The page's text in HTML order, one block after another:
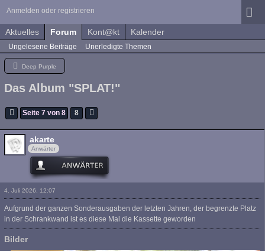
Anmelden oder registrieren
Aktuelles Forum Kont@kt Kalender
Ungelesene Beiträge Unerledigte Themen
Deep Purple
Das Album "SPLAT!"
Seite 7 von 8 8
akarte
Anwärter
4. Juli 2026, 12:07
Aufgrund der ganzen Sonderausgaben der letzten Jahren, der begrenzte Platz
in der Schrankwand ist es diese Mal die Kassette geworden
Bilder